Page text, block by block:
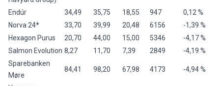
Endúr 34,49 35,75 18,55 947
0,12 %
Norva 24*
33,70 39,99 20,48 6156
-1,39 %
Hexagon Purus
20,70 44,00 15,00 5346
-4,17 %
Salmon Evolution 8,27 11,70 7,39 2849
-4,19 %
Sparebanken
Møre
84,41 98,20 67,98 4173 -4,94 %